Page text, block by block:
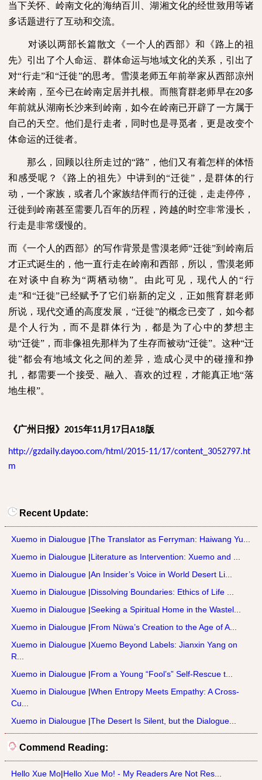
当下关怀、岭南文化的海纳百川、湖湘文化的经世致用等诸
多话题进行了互动和交流。
对谈以两部长篇散文《一个人的西部》和《路上的祖
先》引出了个人命运、群体命运与地域文化的关系，引出了
对“行走”和“迁徙”的思考。雪漠老师五年前举家从西部凉州
来岭南，至今已在岭南定居并扎根。而熊育群老师早在20多
年前就从湖南长沙来到岭南，如今在岭南已开辟了一方属于
自己的天空。他们是行走者，同时也是寻觅者，更是改变个
体命运的迁徙者。
那么，回顾以往所走过的“路”，他们又有着怎样的体悟
和感受呢？《路上的祖先》中讲到的“迁徙”，是群体的行
动，一个家族，或者几个家族结伴而行的迁徙，走走停停，
迁徙到岭南甚至需要几百年的历程，跨越的时空非常漫长，
行走是非常缓慢的。
而《一个人的西部》的写作背景是雪漠老师“迁徙”到岭南后
才正式诞生的，他一直行走在岭南和西部，所以，雪漠老师
在对谈中自称为“两栖动物”。由此可见，现代人的“行
走”和“迁徙”已经赋予了它们崭新的定义，正如熊育群老师
所说，现代交通的高度发展，“迁徙”的概念已变了，如今都
是个人行为，而不是群体行为，都是为了心中的梦想主
动“迁徙”，而非像祖先那样为了生存而被动“迁徙”。这种“迁
徙”都会有地域文化之间的差异，造成心灵中的碰撞和挣
扎，都需要一个接受、融入、喜欢的过程，才能真正地“落
地生根”。
《广州日报》 2015年11月 17 日 A18版
http://gzdaily.dayoo.com/html/2015-11/17/content_3052797.ht
m
Recent Update:
Xuemo in Dialougue |The Translator as Ferryman: Haiwang Yu...
Xuemo in Dialougue |Literature as Intervention: Xuemo and ...
Xuemo in Dialougue |An Insider’s Voice in World Desert Li...
Xuemo in Dialougue |Dissolving Boundaries: Ethics of Life ...
Xuemo in Dialougue |Seeking a Spiritual Home in the Wastel...
Xuemo in Dialougue |From Nüwa’s Creation to the Age of A...
Xuemo in Dialougue |Xuemo Beyond Labels: Jianxin Yang on
R...
Xuemo in Dialougue |From a Young “Fool’s” Self-Rescue t...
Xuemo in Dialougue |When Entropy Meets Empathy: A Cross-
Cu...
Xuemo in Dialougue |The Desert Is Silent, but the Dialogue...
Commend Reading:
Hello Xue Mo|Hello Xue Mo! - My Readers Are Not Res...